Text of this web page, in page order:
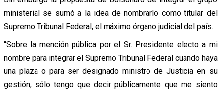
ministerial se sumó a la idea de nombrarlo como titular del
Supremo Tribunal Federal, el máximo órgano judicial del país.
“Sobre la mención pública por el Sr. Presidente electo a mi
nombre para integrar el Supremo Tribunal Federal cuando haya
una plaza o para ser designado ministro de Justicia en su
gestión, sólo tengo que decir públicamente que me siento